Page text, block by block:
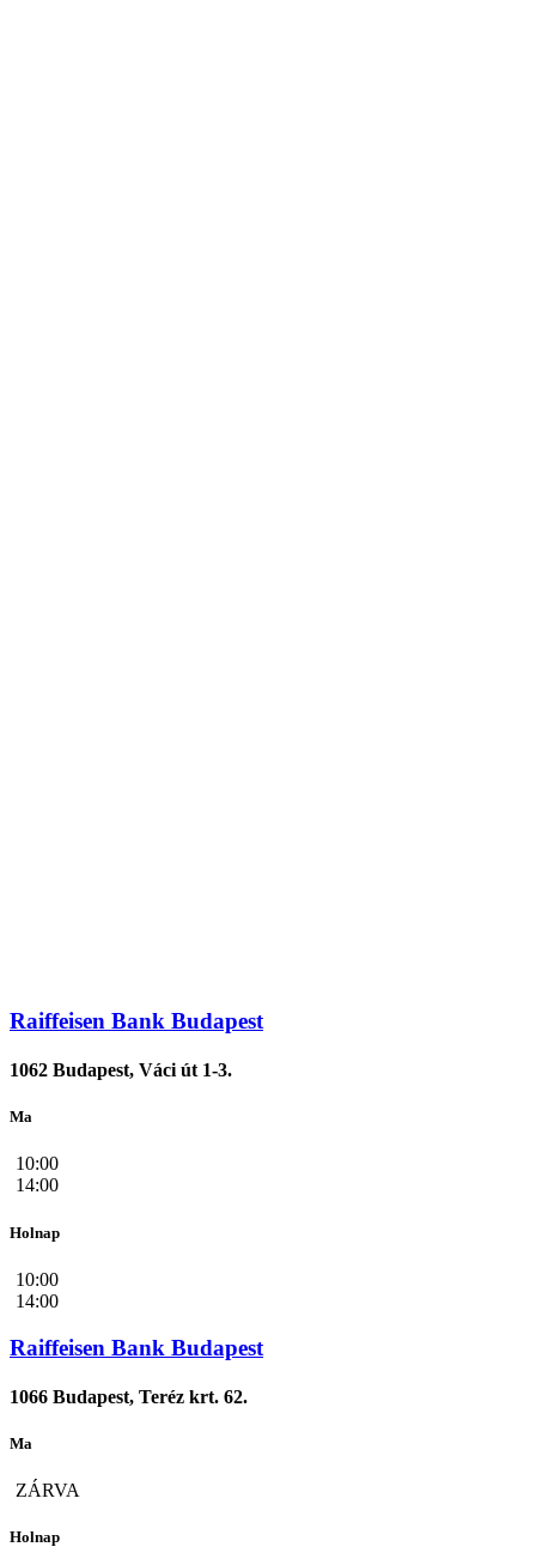
Raiffeisen Bank Budapest
1062 Budapest, Váci út 1-3.
Ma
10:00
14:00
Holnap
10:00
14:00
Raiffeisen Bank Budapest
1066 Budapest, Teréz krt. 62.
Ma
ZÁRVA
Holnap